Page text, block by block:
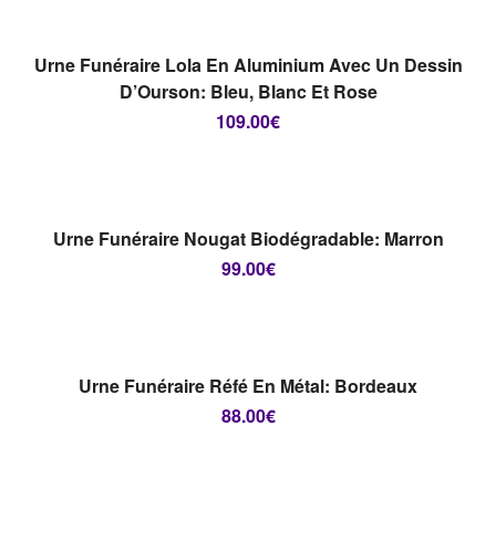
CHOIX DES OPTIONS
Urne Funéraire Lola En Aluminium Avec Un Dessin
D’Ourson: Bleu, Blanc Et Rose
109.00€
LIRE LA SUITE
Urne Funéraire Nougat Biodégradable: Marron
99.00€
LIRE LA SUITE
Urne Funéraire Réfé En Métal: Bordeaux
88.00€